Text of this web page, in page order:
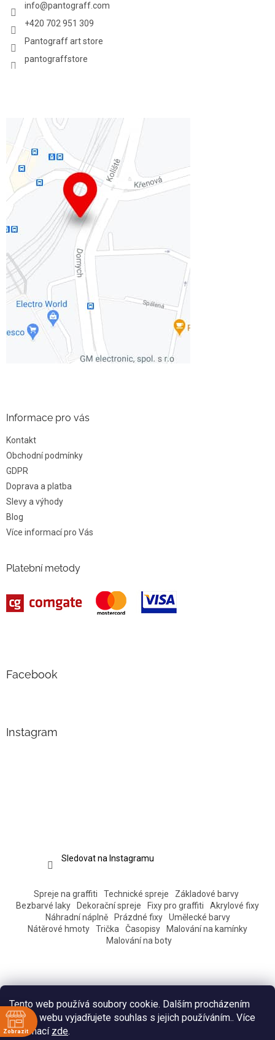
Tento web používá soubory cookie. Dalším procházením
tohoto webu vyjadřujete souhlas s jejich používáním.. Více
informací zde.
info@pantograff.com
+420 702 951 309
Pantograff art store
pantograffstore
Informace pro vás
Kontakt
Obchodní podmínky
GDPR
Doprava a platba
Slevy a výhody
Blog
Více informací pro Vás
Platební metody
Facebook
Instagram
Sledovat na Instagramu
Spreje na graffiti Technické spreje
Základové barvy
Bezbarvé laky
Dekorační spreje Fixy pro graffiti
Akrylové fixy
Náhradní náplně
Prázdné fixy
Umělecké barvy
Nátěrové hmoty
Trička Časopisy
Malování na kamínky
Malování na boty
Zobrazit